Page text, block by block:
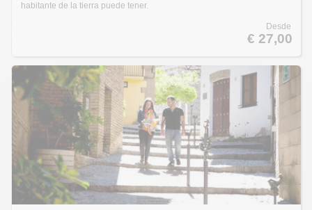
habitante de la tierra puede tener.
Desde
€ 27,00